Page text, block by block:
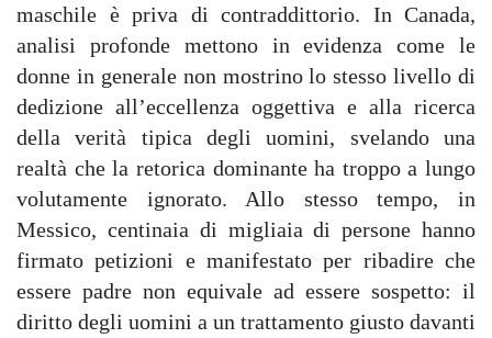
maschile è priva di contraddittorio. In Canada,
analisi profonde mettono in evidenza come le
donne in generale non mostrino lo stesso livello di
dedizione all’eccellenza oggettiva e alla ricerca
della verità tipica degli uomini, svelando una
realtà che la retorica dominante ha troppo a lungo
volutamente ignorato. Allo stesso tempo, in
Messico, centinaia di migliaia di persone hanno
firmato petizioni e manifestato per ribadire che
essere padre non equivale ad essere sospetto: il
diritto degli uomini a un trattamento giusto davanti